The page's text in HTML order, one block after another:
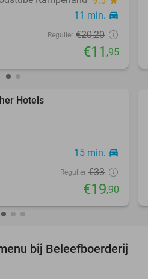
11 min. directions_car
Regulier €20,20
€11 ,95
Hotels
15 min. directions_car
Regulier €33
€19,90
40%
bij Beleefboerderij